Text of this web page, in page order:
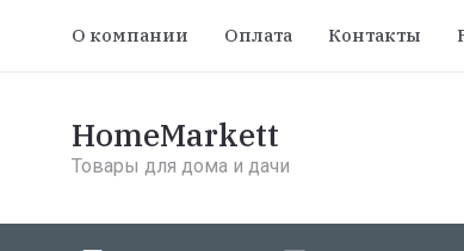
О компании Оплата Контакты
HomeMarkett
Товары для дома и дачи